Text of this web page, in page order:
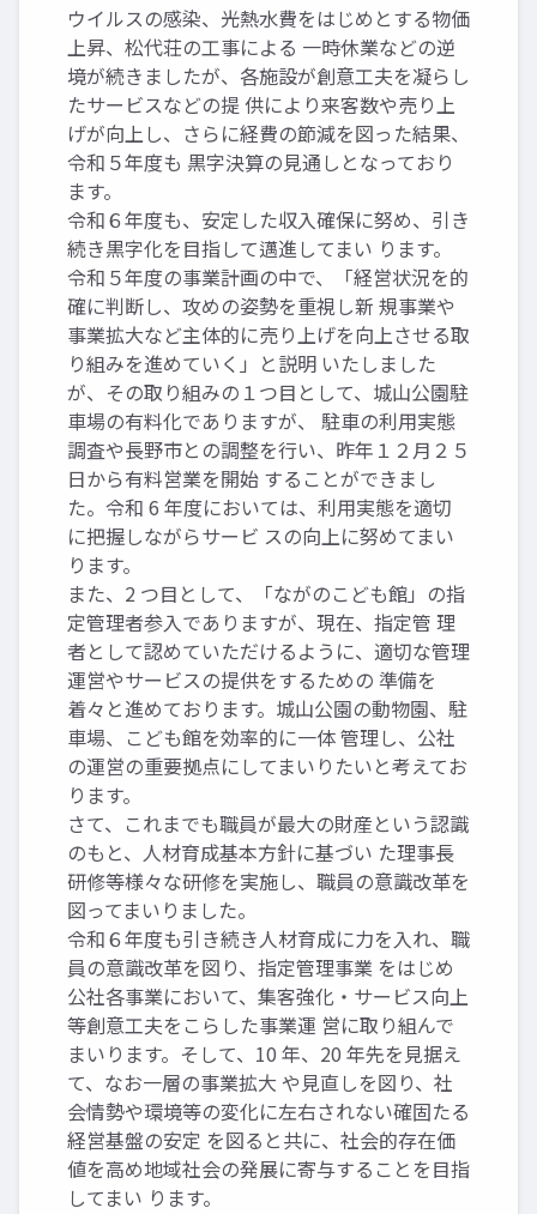
ウイルスの感染、光熱水費をはじめとする物価
上昇、松代荘の工事による 一時休業などの逆
境が続きましたが、各施設が創意工夫を凝らし
たサービスなどの提 供により来客数や売り上
げが向上し、さらに経費の節減を図った結果、
令和５年度も 黒字決算の見通しとなっており
ます。
令和６年度も、安定した収入確保に努め、引き
続き黒字化を目指して邁進してまい ります。
令和５年度の事業計画の中で、「経営状況を的
確に判断し、攻めの姿勢を重視し新 規事業や
事業拡大など主体的に売り上げを向上させる取
り組みを進めていく」と説明 いたしました
が、その取り組みの１つ目として、城山公園駐
車場の有料化でありますが、 駐車の利用実態
調査や長野市との調整を行い、昨年１２月２５
日から有料営業を開始 することができまし
た。令和 6 年度においては、利用実態を適切
に把握しながらサービ スの向上に努めてまい
ります。
また、2 つ目として、「ながのこども館」の指
定管理者参入でありますが、現在、指定管 理
者として認めていただけるように、適切な管理
運営やサービスの提供をするための 準備を
着々と進めております。城山公園の動物園、駐
車場、こども館を効率的に一体 管理し、公社
の運営の重要拠点にしてまいりたいと考えてお
ります。
さて、これまでも職員が最大の財産という認識
のもと、人材育成基本方針に基づい た理事長
研修等様々な研修を実施し、職員の意識改革を
図ってまいりました。
令和６年度も引き続き人材育成に力を入れ、職
員の意識改革を図り、指定管理事業 をはじめ
公社各事業において、集客強化・サービス向上
等創意工夫をこらした事業運 営に取り組んで
まいります。そして、10 年、20 年先を見据え
て、なお一層の事業拡大 や見直しを図り、社
会情勢や環境等の変化に左右されない確固たる
経営基盤の安定 を図ると共に、社会的存在価
値を高め地域社会の発展に寄与することを目指
してまい ります。